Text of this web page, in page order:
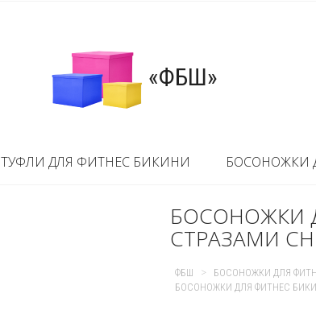
«ФБШ»
ТУФЛИ ДЛЯ ФИТНЕС БИКИНИ БОСОНОЖКИ
БОСОНОЖКИ
СТРАЗАМИ
ФБШ > БОСОНОЖКИ ДЛЯ
БОСОНОЖКИ ДЛЯ ФИТНЕС